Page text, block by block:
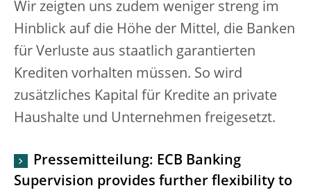
Wir zeigten uns zudem weniger streng im
Hinblick auf die Höhe der Mittel, die Banken
für Verluste aus staatlich garantierten
Krediten vorhalten müssen. So wird
zusätzliches Kapital für Kredite an private
Haushalte und Unternehmen freigesetzt.
Pressemitteilung: ECB Banking
Supervision provides further flexibility to